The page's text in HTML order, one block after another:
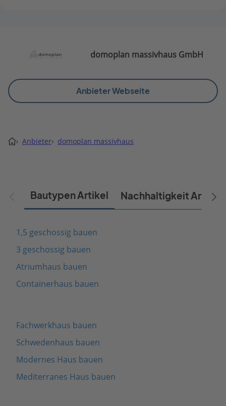
domoplan massivhaus GmbH
Anbieter Webseite
› Anbieter› domoplan massivhaus
Bautypen Artikel Nachhaltigkeit Artikel
1,5 geschossig bauen
3 geschossig bauen
Atriumhaus bauen
Containerhaus bauen
Fachwerkhaus bauen
Schwedenhaus bauen
Modernes Haus bauen
Mediterranes Haus bauen